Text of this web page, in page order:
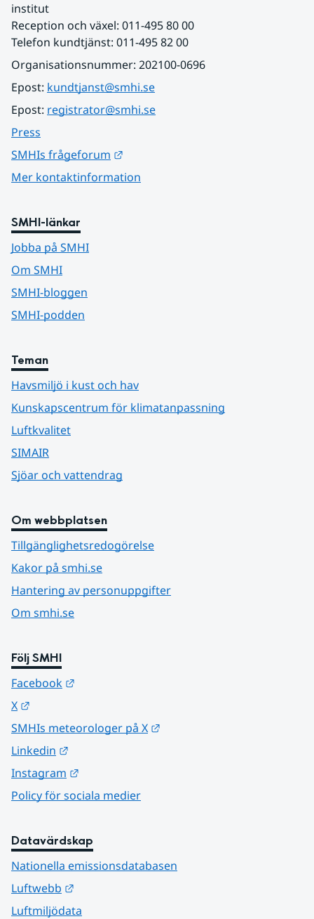
institut
Reception och växel: 011-495 80 00
Telefon kundtjänst: 011-495 82 00
Organisationsnummer: 202100-0696
Epost: kundtjanst@smhi.se
Epost: registrator@smhi.se
Press
SMHIs frågeforum
Mer kontaktinformation
SMHI-länkar
Jobba på SMHI
Om SMHI
SMHI-bloggen
SMHI-podden
Teman
Havsmiljö i kust och hav
Kunskapscentrum för klimatanpassning
Luftkvalitet
SIMAIR
Sjöar och vattendrag
Om webbplatsen
Tillgänglighetsredogörelse
Kakor på smhi.se
Hantering av personuppgifter
Om smhi.se
Följ SMHI
Facebook
X
SMHIs meteorologer på X
Linkedin
Instagram
Policy för sociala medier
Datavärdskap
Nationella emissionsdatabasen
Luftwebb
Luftmiljödata